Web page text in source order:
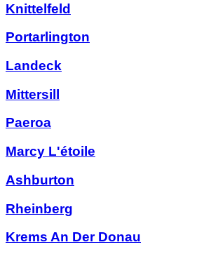
Knittelfeld
Portarlington
Landeck
Mittersill
Paeroa
Marcy L'étoile
Ashburton
Rheinberg
Krems An Der Donau